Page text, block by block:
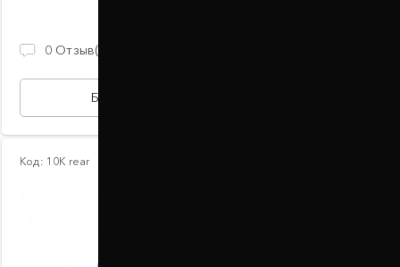
0 Отзыв(ов)
БЫСТРАЯ ПОКУПКА
Код: 10К rear